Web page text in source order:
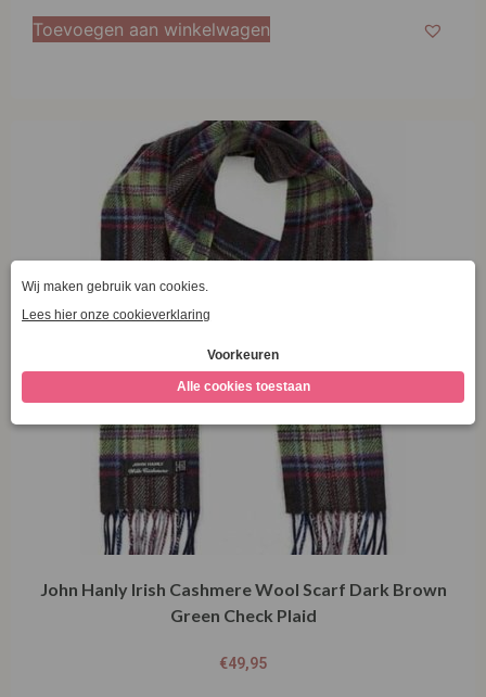
Toevoegen aan winkelwagen
John Hanly Irish Cashmere Wool Scarf Dark Brown
Green Check Plaid
€49,95